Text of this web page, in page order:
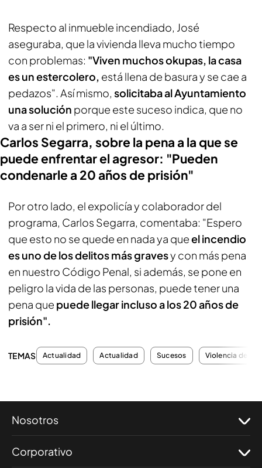
Respecto al inmueble incendiado, José
aseguraba, que la vivienda lleva mucho tiempo
con problemas: "Viven muchos okupas, la casa
es un estercolero, está llena de basura y se cae a
pedazos". Así mismo, solicitaba al Ayuntamiento
una solución porque este suceso indica, que no
va a ser ni el primero, ni el último.
Carlos Segarra, sobre la pena a la que se
puede enfrentar el agresor: "Pueden
condenarle a 20 años de prisión"
Por otro lado, el expolicía y colaborador del
programa, Carlos Segarra, comentaba: "Espero
que esto no se quede en nada ya queel incendio
es uno de los delitos más gravesy con más pena
en nuestro Código Penal, si además, se pone en
peligro la vida de las personas, puede tener una
pena que puede llegar incluso a los 20 años de
prisión".
TEMAS Actualidad Actualidad Sucesos Violencia de
Nosotros
Corporativo